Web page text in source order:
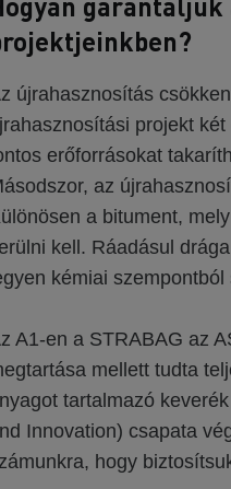
újrahasznosítás
projekt
erőforrásokat
az
a bitument,
kell. Ráadásul
kémiai
A1-en a STRABAG az
mellett tudta
tartalmazó
Innovation) csapata
hogy